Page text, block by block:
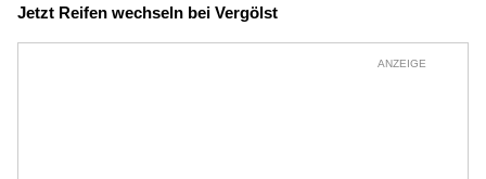
Jetzt Reifen wechseln bei Vergölst
ANZEIGE